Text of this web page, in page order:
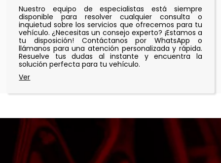
Nuestro equipo de especialistas está siempre
disponible para resolver cualquier consulta o
inquietud sobre los servicios que ofrecemos para tu
vehículo. ¿Necesitas un consejo experto? ¡Estamos a
tu disposición! Contáctanos por WhatsApp o
llámanos para una atención personalizada y rápida.
Resuelve tus dudas al instante y encuentra la
solución perfecta para tu vehículo.